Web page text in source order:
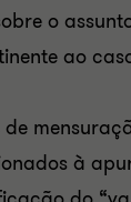
o
ao
à